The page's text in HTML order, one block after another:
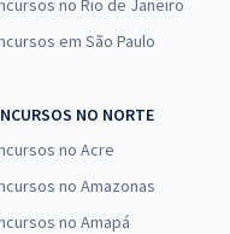
no Rio de Janeiro
em São Paulo
NO NORTE
no Acre
no Amazonas
no Amapá